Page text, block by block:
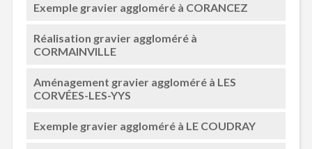
Exemple gravier aggloméré à CORANCEZ
Réalisation gravier aggloméré à
CORMAINVILLE
Aménagement gravier aggloméré à LES
CORVÉES-LES-YYS
Exemple gravier aggloméré à LE COUDRAY